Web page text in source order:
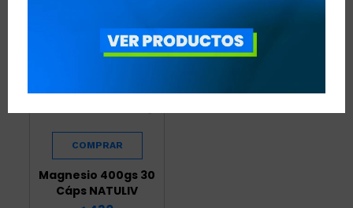
Magnesio 400gs 30
Cáps NATULIV